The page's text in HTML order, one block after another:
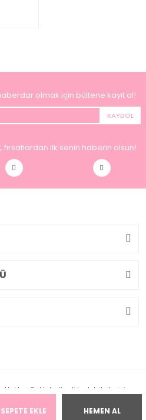
SEPETE EKLE HEMEN AL
olmak için bültene kayıt ol!
KAYDOL
ilk senin haberin olsun!
Saklıdır. Kredi kartı bilgileriniz